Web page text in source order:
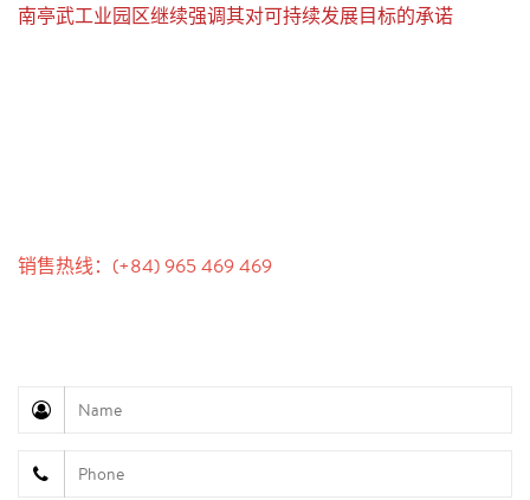
南亭武工业园区继续强调其对可持续发展目标的承诺
销售热线：(+84) 965 469 469